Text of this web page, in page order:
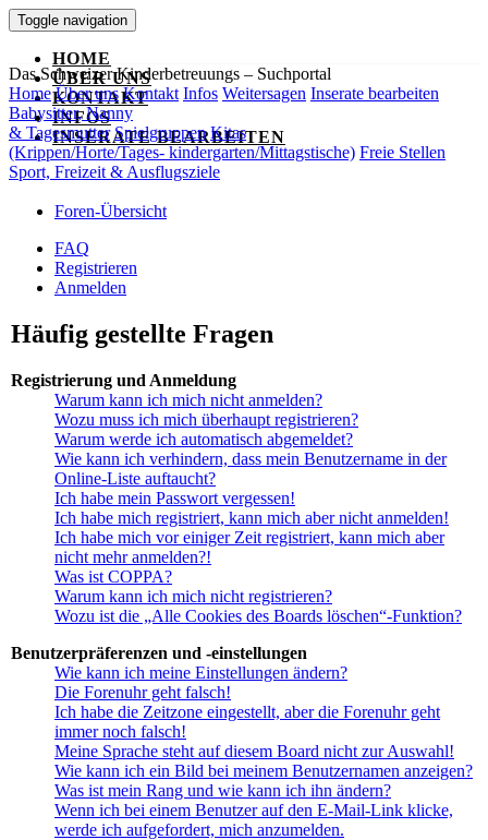
Toggle navigation
HOME
ÜBER UNS
KONTAKT
INFOS
INSERATE BEARBEITEN
Das Schweizer Kinderbetreuungs – Suchportal
Home Über uns Kontakt Infos Weitersagen Inserate bearbeiten
Babysitter, Nanny
& Tagesmutter Spielgruppen Kitas
(Krippen/Horte/Tages- kindergarten/Mittagstische) Freie Stellen
Sport, Freizeit & Ausflugsziele
Foren-Übersicht
FAQ
Registrieren
Anmelden
Häufig gestellte Fragen
Registrierung und Anmeldung
Warum kann ich mich nicht anmelden?
Wozu muss ich mich überhaupt registrieren?
Warum werde ich automatisch abgemeldet?
Wie kann ich verhindern, dass mein Benutzername in der
Online-Liste auftaucht?
Ich habe mein Passwort vergessen!
Ich habe mich registriert, kann mich aber nicht anmelden!
Ich habe mich vor einiger Zeit registriert, kann mich aber
nicht mehr anmelden?!
Was ist COPPA?
Warum kann ich mich nicht registrieren?
Wozu ist die „Alle Cookies des Boards löschen“-Funktion?
Benutzerpräferenzen und -einstellungen
Wie kann ich meine Einstellungen ändern?
Die Forenuhr geht falsch!
Ich habe die Zeitzone eingestellt, aber die Forenuhr geht
immer noch falsch!
Meine Sprache steht auf diesem Board nicht zur Auswahl!
Wie kann ich ein Bild bei meinem Benutzernamen anzeigen?
Was ist mein Rang und wie kann ich ihn ändern?
Wenn ich bei einem Benutzer auf den E-Mail-Link klicke,
werde ich aufgefordert, mich anzumelden.